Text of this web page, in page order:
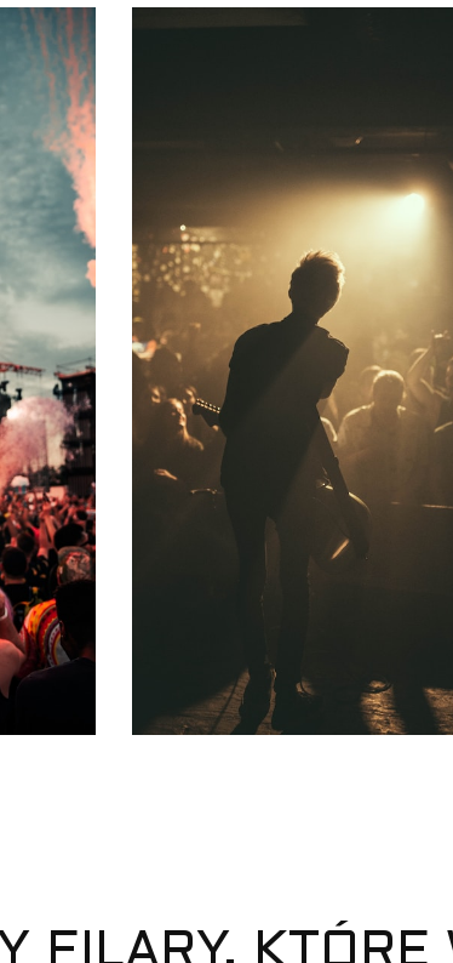
FILARY,